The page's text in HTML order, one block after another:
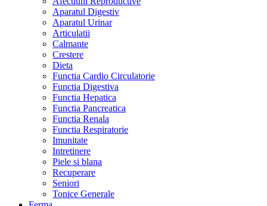
Aparatul Digestiv
Aparatul Urinar
Articulatii
Calmante
Crestere
Dieta
Functia Cardio Circulatorie
Functia Digestiva
Functia Hepatica
Functia Pancreatica
Functia Renala
Functia Respiratorie
Imunitate
Intretinere
Piele si blana
Recuperare
Seniori
Tonice Generale